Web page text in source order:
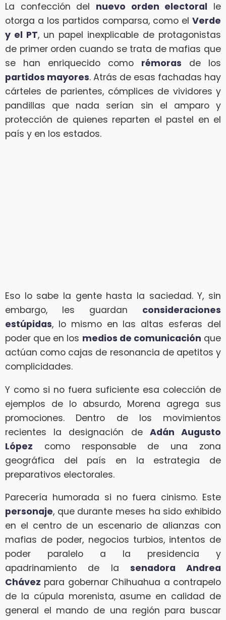
La confección del nuevo orden electoral le
otorga a los partidos comparsa, como el Verde
y el PT, un papel inexplicable de protagonistas
de primer orden cuando se trata de mafias que
se han enriquecido como rémoras de los
partidos mayores. Atrás de esas fachadas hay
cárteles de parientes, cómplices de vividores y
pandillas que nada serían sin el amparo y
protección de quienes reparten el pastel en el
país y en los estados.
Eso lo sabe la gente hasta la saciedad. Y, sin
embargo, les guardan consideraciones
estúpidas, lo mismo en las altas esferas del
poder que en los medios de comunicación que
actúan como cajas de resonancia de apetitos y
complicidades.
Y como si no fuera suficiente esa colección de
ejemplos de lo absurdo, Morena agrega sus
promociones. Dentro de los movimientos
recientes la designación de Adán Augusto
López como responsable de una zona
geográfica del país en la estrategia de
preparativos electorales.
Parecería humorada si no fuera cinismo. Este
personaje, que durante meses ha sido exhibido
en el centro de un escenario de alianzas con
mafias de poder, negocios turbios, intentos de
poder paralelo a la presidencia y
apadrinamiento de la senadora Andrea
Chávez para gobernar Chihuahua a contrapelo
de la cúpula morenista, asume en calidad de
general el mando de una región para buscar